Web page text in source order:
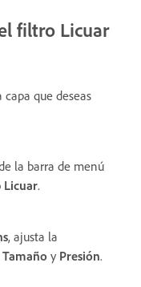
filtro Licuar
que deseas
la barra de menú
Licuar.
, ajusta la
Tamaño y Presión.